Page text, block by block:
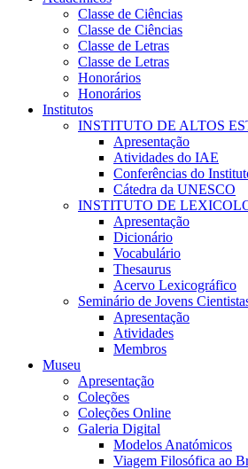
Classe de Ciências
Classe de Ciências
Classe de Letras
Classe de Letras
Honorários
Honorários
Institutos
INSTITUTO DE ALTOS
Apresentação
Atividades do IAE
Conferências do
Cátedra da UNESCO
INSTITUTO DE
Apresentação
Dicionário
Vocabulário
Thesaurus
Acervo Lexicográfico
Seminário de Jovens
Apresentação
Atividades
Membros
Museu
Apresentação
Coleções
Coleções Online
Galeria Digital
Modelos Anatómicos
Viagem Filosófica ao